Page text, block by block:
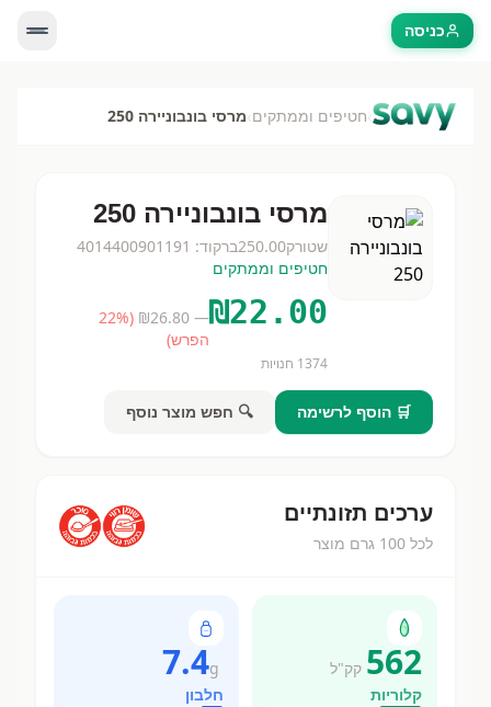
כניסה
›חטיפים וממתקים›מרסי בונבוניירה 250
מרסי בונבוניירה 250
שטורק250.00ברקוד: 4014400901191
חטיפים וממתקים
₪22.00
— ₪
26.80
(
22%
הפרש)
1374 חנויות
🛒 הוסף לרשימה 🔍 חפש מוצר נוסף
ערכים תזונתיים
לכל 100 גרם מוצר
562 קק"ל
קלוריות
7.4g
חלבון